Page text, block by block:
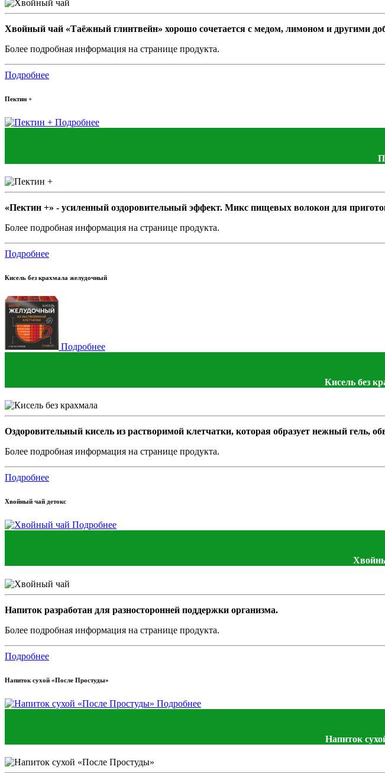
Хвойный чай «Таёжный глинтвейн» хорошо сочетается с медом, лимоном и другими
Более подробная информация на странице продукта.
Подробнее
Пектин +
Подробнее
«Пектин +» - усиленный оздоровительный эффект. Микс пищевых волокон для
Более подробная информация на странице продукта.
Подробнее
Кисель без крахмала желудочный
Подробнее
Кисель без
Оздоровительный кисель из растворимой клетчатки, которая образует нежный гель,
Более подробная информация на странице продукта.
Подробнее
Хвойный чай детокс
Подробнее
Напиток разработан для разносторонней поддержки организма.
Более подробная информация на странице продукта.
Подробнее
Напиток сухой «После Простуды»
Подробнее
Напиток